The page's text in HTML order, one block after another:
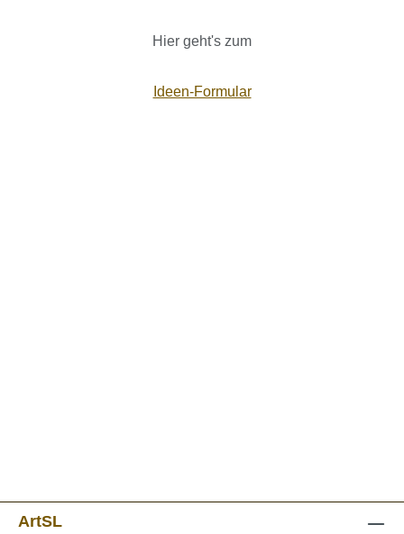
Hier geht's zum
Ideen-Formular
ArtSL